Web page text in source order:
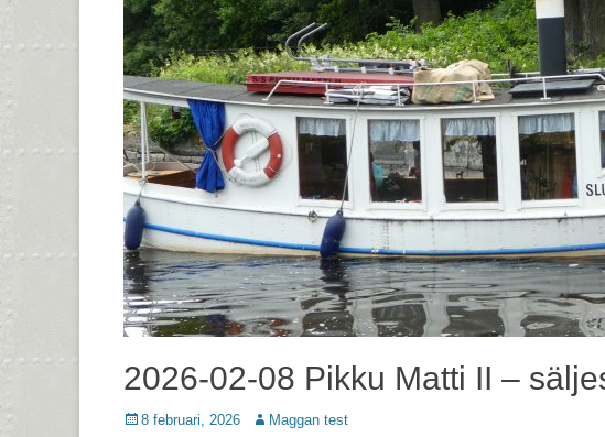
2026-02-08 Pikku Matti II –
Postades
8 februari, 2026 Författare
Maggan test